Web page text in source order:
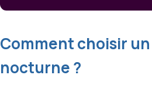
Comment choisir
nocturne ?